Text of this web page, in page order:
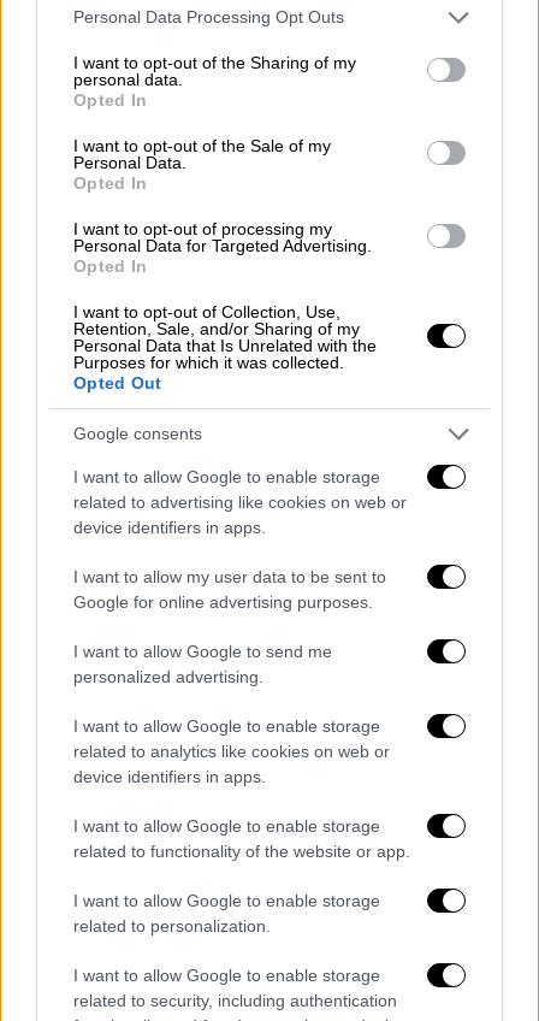
Please note that this website/app uses one or more Google
not limited to your visit or usage behaviour. You may click to
grant or deny consent to Google and its third-party tags to
use your data for below specified purposes in below Google
consent section.
Personal Data Processing Opt Outs
I want to opt-out of the Sharing of my
personal data.
Opted In
I want to opt-out of the Sale of my
Personal Data.
Opted In
I want to opt-out of processing my
Personal Data for Targeted Advertising.
Opted In
I want to opt-out of Collection, Use,
Retention, Sale, and/or Sharing of my
Personal Data that Is Unrelated with the
Purposes for which it was collected.
Opted Out
Google consents
I want to allow Google to enable storage
related to advertising like cookies on web or
device identifiers in apps.
I want to allow my user data to be sent to
Google for online advertising purposes.
I want to allow Google to send me
personalized advertising.
I want to allow Google to enable storage
related to analytics like cookies on web or
device identifiers in apps.
I want to allow Google to enable storage
related to functionality of the website or app.
I want to allow Google to enable storage
related to personalization.
I want to allow Google to enable storage
related to security, including authentication
τροπολογία, ζητώντας τους να παγώσει το
θέμα μέχρι τη διεξαγωγή των εκλογών.
Αντιδρώντας στην κίνηση του UTJ και
θέλοντας να διατηρήσει τον έλεγχο
τόσο
της νομοθετικής διαδικασίας όσο και του
χρόνου των εκλογών, ο Οφίρ Κατς –ο οποίος
προεδρεύει και της αρμόδιας
κοινοβουλευτικής επιτροπής– κατέθεσε
προκήρυξη εκλογών.
νομοσχέδιο συνυπογράφηκε
βουλευτές των κομμάτων UTJ, Shas, «Νέα
Ελπίδα», «Θρησκευτικός Σιωνισμός» και
«Εβραϊκή Ισχύς» (Otzma Yehudit), ενώ
αντίστοιχες προτάσεις κατέθεσε και η
αντιπολίτευση. Συνολικά, στην ημερήσια
διάταξη της Τετάρτης περιλαμβάνονταν
διαφορετικά νομοσχέδια για τη διάλυση της
σε ένα ενιαίο κείμενο προτού σταλούν στην
αρμόδια επιτροπή για επεξεργασία, ενόψει
των επόμενων τριών αναγνώσεων που
απαιτούνται για να γίνουν νόμος του
κράτους. Αντίθετα, οι βουλευτές
καταψήφισαν το νομοσχέδιο διάλυσης που
είχε καταθέσει ο επικεφαλής του αραβικού
Σύμφωνα με πληροφορίες,
από τα υπερορθόδοξα
κόμματα να μην προκαλέσουν πρόωρες